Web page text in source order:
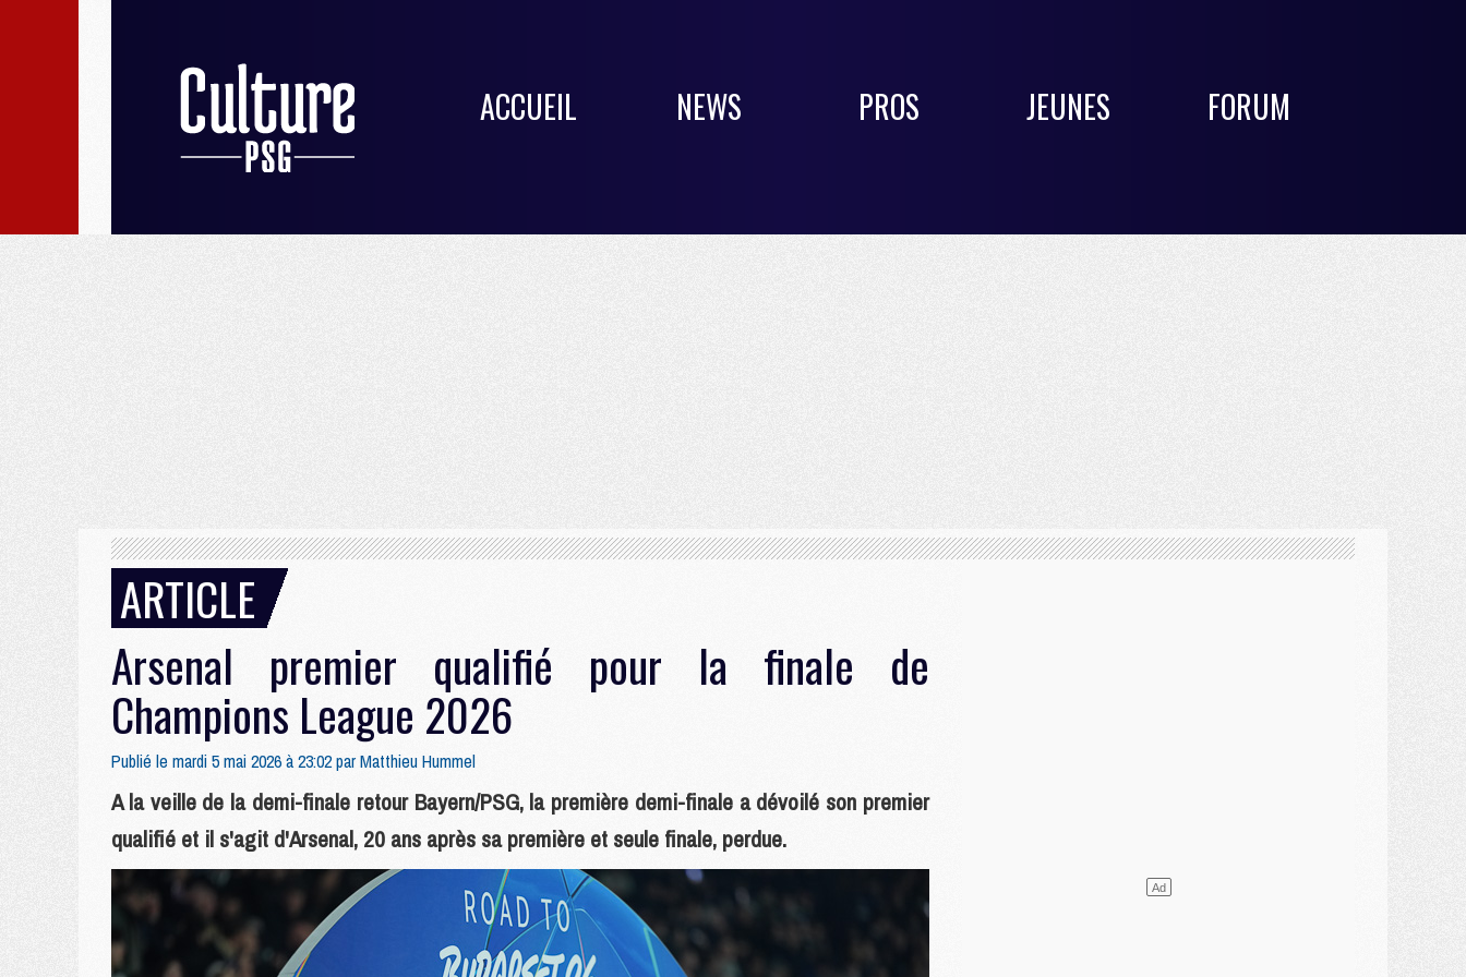
ACCUEIL NEWS PROS JEUNES FORUM
ARTICLE
Arsenal premier qualifié pour la finale de
Champions League 2026
Publié le mardi 5 mai 2026 à 23:02 parMatthieu Hummel
A la veille de la demi-finale retour Bayern/PSG, la première demi-finale a dévoilé son premier
qualifié et il s'agit d'Arsenal, 20 ans après sa première et seule finale, perdue.